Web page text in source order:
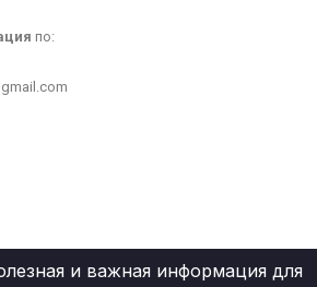
по:
и важная информация для